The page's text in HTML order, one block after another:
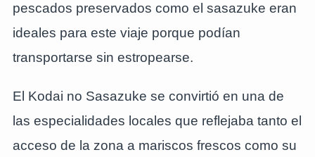
pescados preservados como el sasazuke eran
ideales para este viaje porque podían
transportarse sin estropearse.
El Kodai no Sasazuke se convirtió en una de
las especialidades locales que reflejaba tanto el
acceso de la zona a mariscos frescos como su